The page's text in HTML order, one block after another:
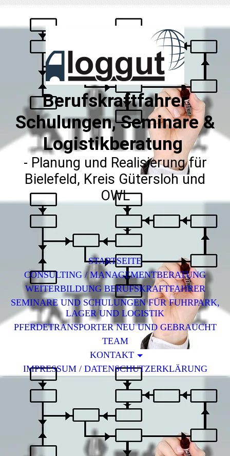
Berufskraftfahrer
Schulungen, Seminare &
Logistikberatung
- Planung und Realisierung für
Bielefeld, Kreis Gütersloh und
OWL
STARTSEITE
CONSULTING / MANAGEMENTBERATUNG
WEITERBILDUNG BERUFSKRAFTFAHRER
SEMINARE UND SCHULUNGEN FÜR FUHRPARK,
LAGER UND LOGISTIK
PFERDETRANSPORTER NEU UND GEBRAUCHT
TEAM
KONTAKT
IMPRESSUM / DATENSCHUTZERKLÄRUNG